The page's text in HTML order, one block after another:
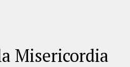
Misericordia